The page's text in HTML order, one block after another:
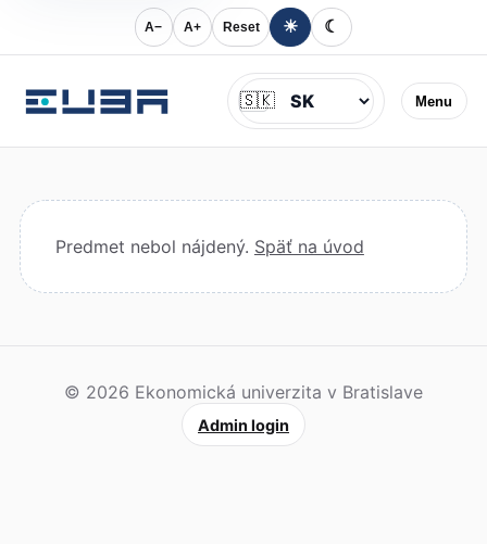
A− A+ Reset ☀ ☾
Menu
Jazyk
🇸🇰
Predmet nebol nájdený. Späť na úvod
© 2026 Ekonomická univerzita v Bratislave
Admin login